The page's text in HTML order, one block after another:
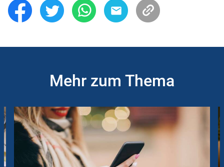
Mehr zum Thema
Instructions